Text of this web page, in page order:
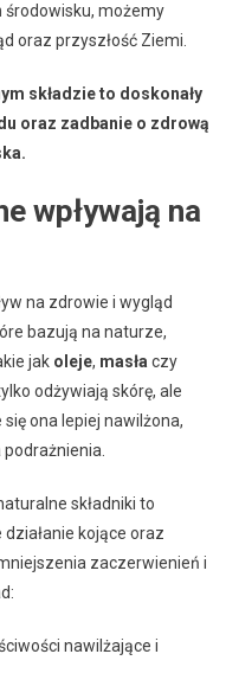
środowisku, możemy
oraz przyszłość Ziemi.
składzie to doskonały
oraz zadbanie o zdrową
wpływają na
na zdrowie i wygląd
bazują na naturze,
jak oleje, masła czy
odżywiają skórę, ale
ona lepiej nawilżona,
składniki to
kojące oraz
zaczerwienień i
nawilżające i